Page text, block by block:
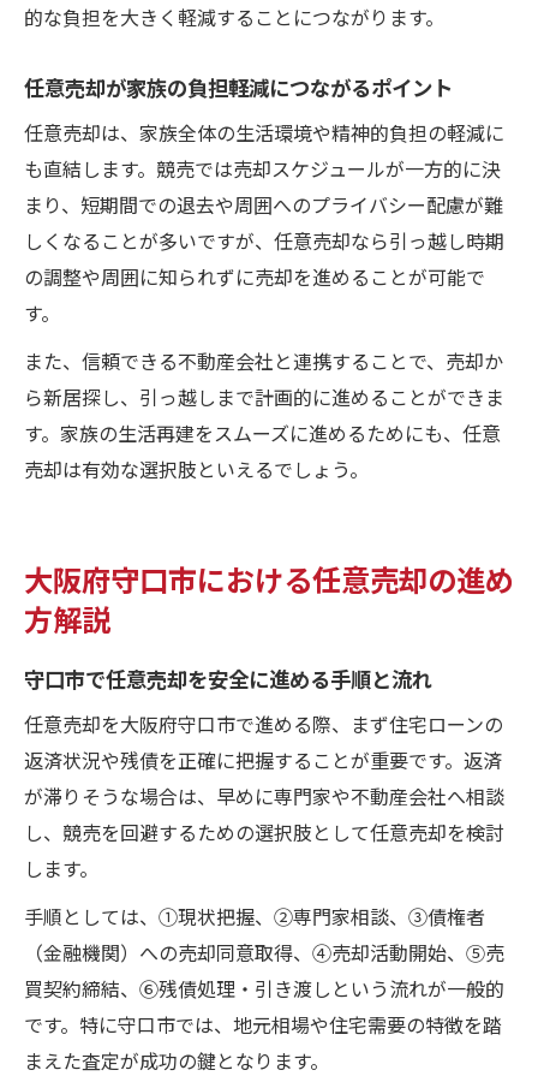
的な負担を大きく軽減することにつながります。
任意売却が家族の負担軽減につながるポイント
任意売却は、家族全体の生活環境や精神的負担の軽減に
も直結します。競売では売却スケジュールが一方的に決
まり、短期間での退去や周囲へのプライバシー配慮が難
しくなることが多いですが、任意売却なら引っ越し時期
の調整や周囲に知られずに売却を進めることが可能で
す。
また、信頼できる不動産会社と連携することで、売却か
ら新居探し、引っ越しまで計画的に進めることができま
す。家族の生活再建をスムーズに進めるためにも、任意
売却は有効な選択肢といえるでしょう。
大阪府守口市における任意売却の進め
方解説
守口市で任意売却を安全に進める手順と流れ
任意売却を大阪府守口市で進める際、まず住宅ローンの
返済状況や残債を正確に把握することが重要です。返済
が滞りそうな場合は、早めに専門家や不動産会社へ相談
し、競売を回避するための選択肢として任意売却を検討
します。
手順としては、①現状把握、②専門家相談、③債権者
（金融機関）への売却同意取得、④売却活動開始、⑤売
買契約締結、⑥残債処理・引き渡しという流れが一般的
です。特に守口市では、地元相場や住宅需要の特徴を踏
まえた査定が成功の鍵となります。